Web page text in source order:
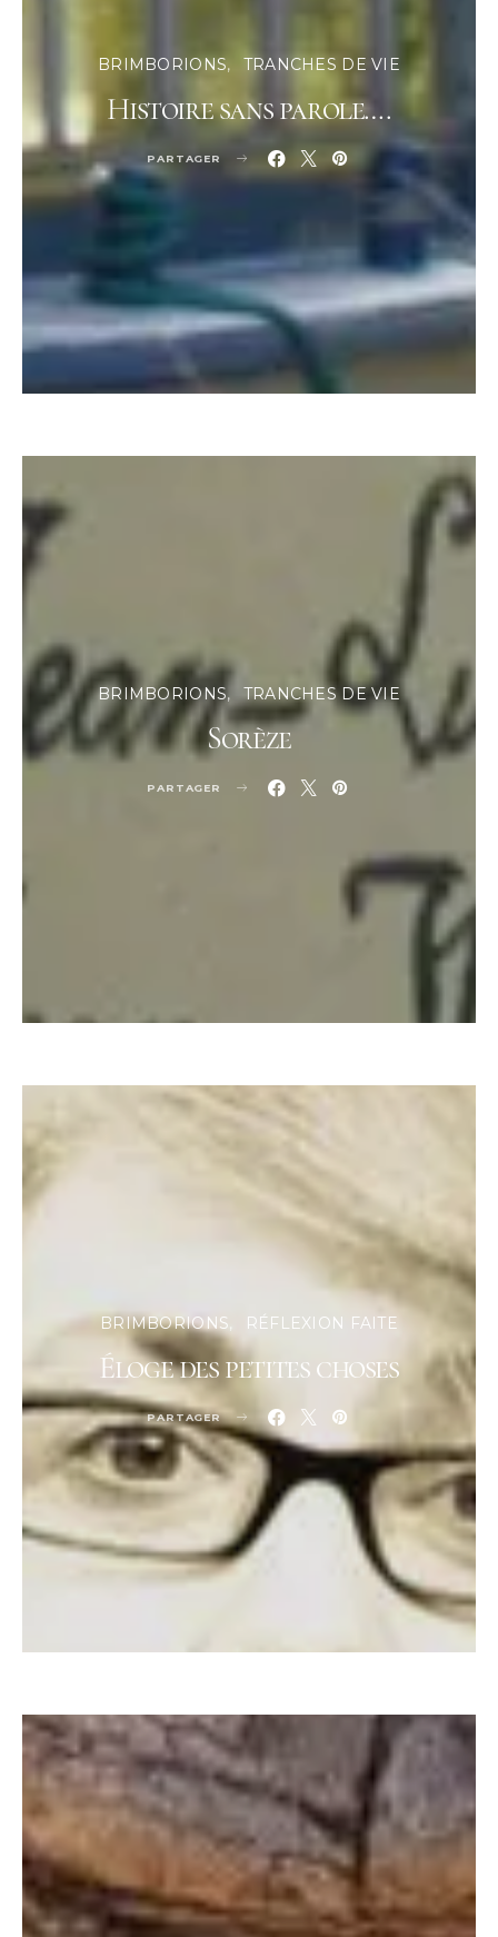
BRIMBORIONS TRANCHES DE VIE
Histoire sans parole….
PARTAGER
BRIMBORIONS TRANCHES DE VIE
Sorèze
PARTAGER
BRIMBORIONS RÉFLEXION FAITE
Éloge des petites choses
PARTAGER